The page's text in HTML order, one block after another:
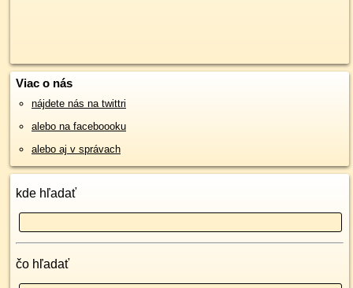
Viac o nás
nájdete nás na twittri
alebo na faceboooku
alebo aj v správach
kde hľadať
čo hľadať